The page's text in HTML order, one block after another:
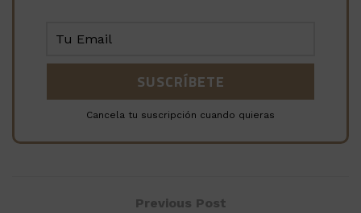
Cancela tu suscripción cuando quieras
Previous Post